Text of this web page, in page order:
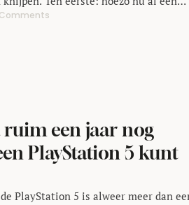
komen altijd te vroeg voor je gevoel.
Comments
ruim een jaar nog
PlayStation 5 kunt
PlayStation 5 is alweer meer dan